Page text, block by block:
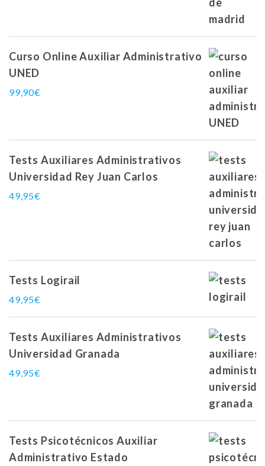
Curso Online Auxiliar Administrativo
UNED
99,90€
Tests Auxiliares Administrativos
Universidad Rey Juan Carlos
49,95€
Tests Logirail
49,95€
Tests Auxiliares Administrativos
Universidad Granada
49,95€
Tests Psicotécnicos Auxiliar
Administrativo Estado